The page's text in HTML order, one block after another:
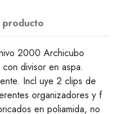
2000 Archicubo
divisor en aspa.
Incl uye 2 clips de
organizadores y f
en poliamida, no